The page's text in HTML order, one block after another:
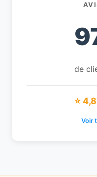
de
⭐
Voir